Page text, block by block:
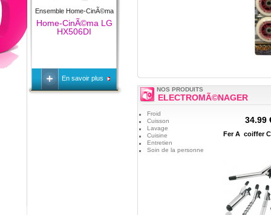
Ensemble Home-CinÃ©ma
Home-CinÃ©ma LG
HX506DI
En savoir plus
NOS PRODUITS
ELECTROMÃ©NAGER
Froid
Cuisson
Lavage
Cuisine
Entretien
Soin de la personne
34.99
Fer Ã coiffer